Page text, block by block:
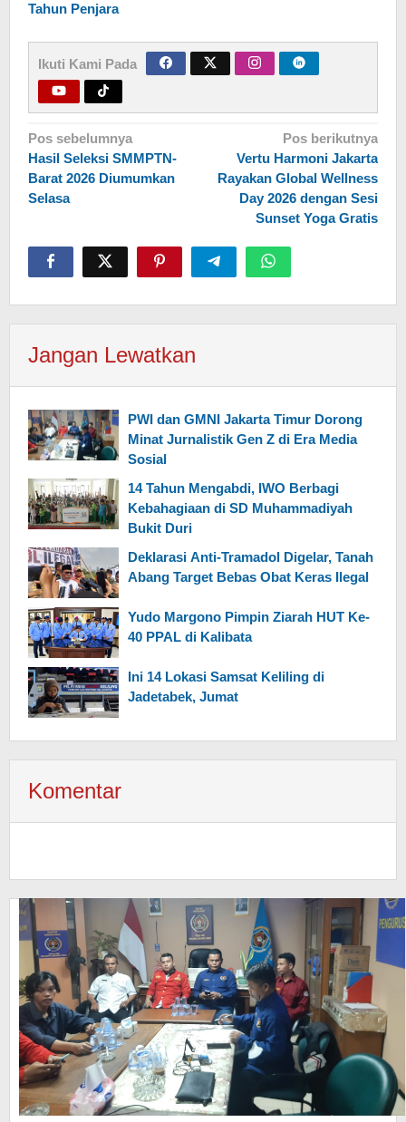
Tahun Penjara
Ikuti Kami Pada
Navigasi
pos
Pos sebelumnya
Hasil Seleksi SMMPTN-
Barat 2026 Diumumkan
Selasa
Pos berikutnya
Vertu Harmoni Jakarta
Rayakan Global Wellness
Day 2026 dengan Sesi
Sunset Yoga Gratis
Jangan Lewatkan
PWI dan GMNI Jakarta Timur Dorong
Minat Jurnalistik Gen Z di Era Media
Sosial
14 Tahun Mengabdi, IWO Berbagi
Kebahagiaan di SD Muhammadiyah
Bukit Duri
Deklarasi Anti-Tramadol Digelar, Tanah
Abang Target Bebas Obat Keras Ilegal
Yudo Margono Pimpin Ziarah HUT Ke-
40 PPAL di Kalibata
Ini 14 Lokasi Samsat Keliling di
Jadetabek, Jumat
Komentar